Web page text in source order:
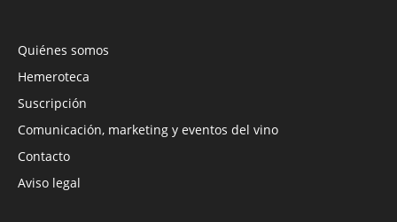
Quiénes somos
Hemeroteca
Suscripción
Comunicación, marketing y eventos del vino
Contacto
Aviso legal